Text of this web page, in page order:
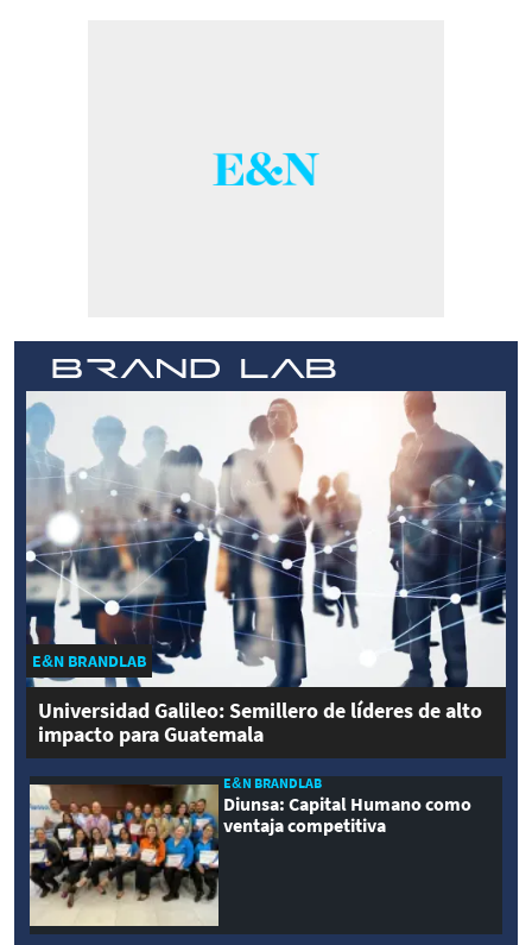
E&N BRANDLAB
Universidad Galileo: Semillero de líderes de alto
impacto para Guatemala
E&N BRANDLAB
Diunsa: Capital Humano como
ventaja competitiva